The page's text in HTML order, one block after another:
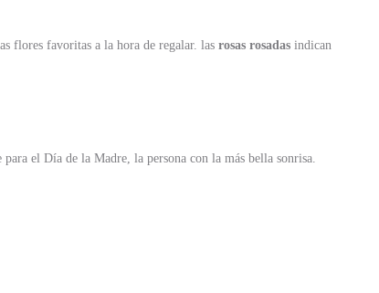
flores favoritas a la hora de regalar. las rosas rosadas indican
el Día de la Madre, la persona con la más bella sonrisa.